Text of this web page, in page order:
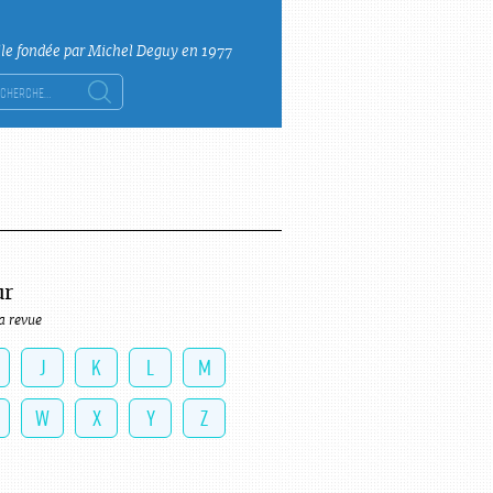
fondée par Michel Deguy en 1977
:
revue
J K L
M
W X Y Z